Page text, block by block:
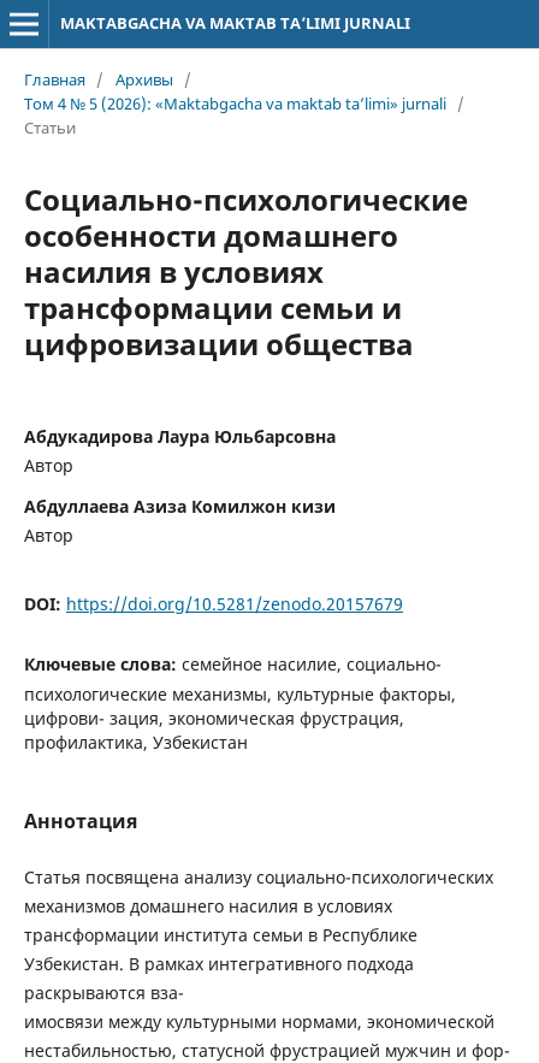
MAKTABGACHA VA MAKTAB TA’LIMI JURNALI
Главная / Архивы
/
Том 4 № 5 (2026): «Maktabgacha va maktab ta’limi» jurnali /
Статьи
Социально-психологические
особенности домашнего
насилия в условиях
трансформации семьи и
цифровизации общества
Абдукадирова Лаура Юльбарсовна
Автор
Абдуллаева Азиза Комилжон кизи
Автор
DOI: https://doi.org/10.5281/zenodo.20157679
Ключевые слова: семейное насилие, социально-
психологические механизмы, культурные факторы,
цифрови- зация, экономическая фрустрация,
профилактика, Узбекистан
Аннотация
Статья посвящена анализу социально-психологических
механизмов домашнего насилия в условиях
трансформации института семьи в Республике
Узбекистан. В рамках интегративного подхода
раскрываются вза-
имосвязи между культурными нормами, экономической
нестабильностью, статусной фрустрацией мужчин и фор-